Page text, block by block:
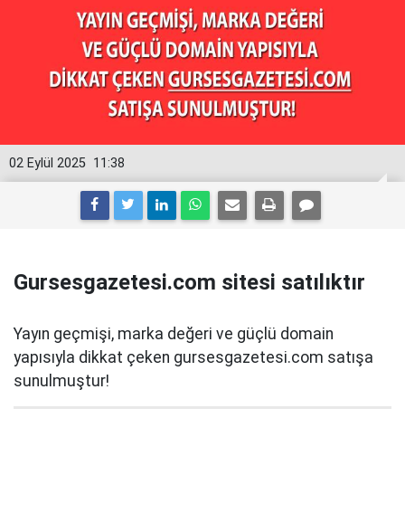
11:38
02 Eylül 2025
Gursesgazetesi.com sitesi satılıktır
Yayın geçmişi, marka değeri ve güçlü domain
yapısıyla dikkat çeken gursesgazetesi.com satışa
sunulmuştur!